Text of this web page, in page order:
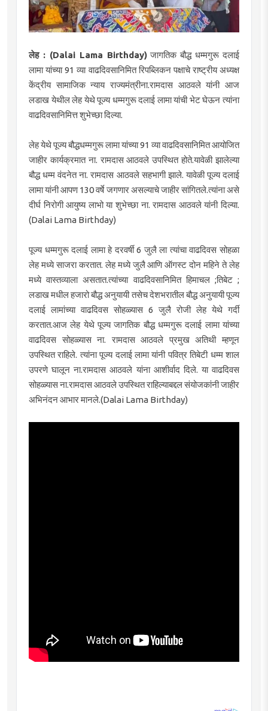
लेह : (Dalai Lama Birthday)जागतिक बौद्ध धम्मगुरू दलाई
लामा यांच्या 91 व्या वाढदिवसानिमित रिपब्लिकन पक्षाचे राष्ट्रीय अध्यक्ष
केंद्रीय सामाजिक न्याय राज्यमंत्रीना.रामदास आठवले यांनी आज
लडाख येथील लेह येथे पूज्य धम्मगुरू दलाई लामा यांची भेट घेऊन त्यांना
वाढदिवसानिमित्त शुभेच्छा दिल्या.
लेह येथे पूज्य बौद्धधम्मगुरू लामा यांच्या 91 व्या वाढदिवसानिमित आयोजित
जाहीर कार्यक्रमात ना. रामदास आठवले उपस्थित होते.यावेळी झालेल्या
बौद्ध धम्म वंदनेत ना. रामदास आठवले सहभागी झाले. यावेळी पूज्य दलाई
लामा यांनी आपण 130 वर्षे जगणार असल्याचे जाहीर सांगितले.त्यांना असे
दीर्घ निरोगी आयुष्य लाभो या शुभेच्छा ना. रामदास आठवले यांनी दिल्या.
(Dalai Lama Birthday)
पूज्य धम्मगुरू दलाई लामा हे दरवर्षी 6 जुलै ला त्यांचा वाढदिवस सोहळा
लेह मध्ये साजरा करतात. लेह मध्ये जुलै आणि ऑगस्ट दोन महिने ते लेह
मध्ये वास्तव्याला असतात.त्यांच्या वाढदिवसानिमित हिमाचल ;तिबेट ;
लडाख मधील हजारो बौद्ध अनुयायी तसेच देशभरातील बौद्ध अनुयायी पूज्य
दलाई लामांच्या वाढदिवस सोहळ्यास 6 जुलै रोजी लेह येथे गर्दी
करतात.आज लेह येथे पूज्य जागतिक बौद्ध धम्मगुरू दलाई लामा यांच्या
वाढदिवस सोहळ्यास ना. रामदास आठवले प्रमुख अतिथी म्हणून
उपस्थित राहिले. त्यांना पूज्य दलाई लामा यांनी पवित्र तिबेटी धम्म शाल
उपरणे घालून ना.रामदास आठवले यांना आशीर्वाद दिले. या वाढदिवस
सोहळ्यास ना.रामदास आठवले उपस्थित राहिल्याबद्दल संयोजकांनी जाहीर
अभिनंदन आभार मानले.(Dalai Lama Birthday)